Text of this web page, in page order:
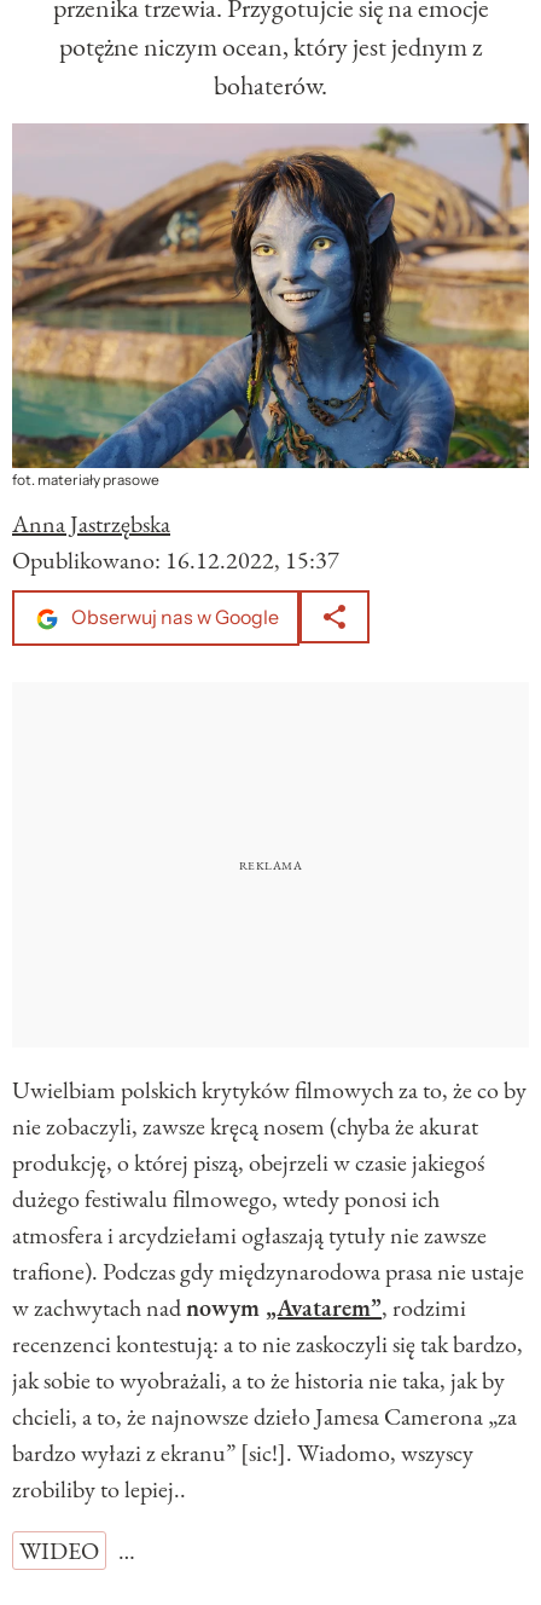
przenika trzewia. Przygotujcie się na emocje
potężne niczym ocean, który jest jednym z
bohaterów.
fot. materiały prasowe
Anna Jastrzębska
Opublikowano: 16.12.2022, 15:37
Obserwuj nas w Google
Uwielbiam polskich krytyków filmowych za to, że co by
nie zobaczyli, zawsze kręcą nosem (chyba że akurat
produkcję, o której piszą, obejrzeli w czasie jakiegoś
dużego festiwalu filmowego, wtedy ponosi ich
atmosfera i arcydziełami ogłaszają tytuły nie zawsze
trafione). Podczas gdy międzynarodowa prasa nie ustaje
w zachwytach nadnowym „Avatarem”, rodzimi
recenzenci kontestują: a to nie zaskoczyli się tak bardzo,
jak sobie to wyobrażali, a to że historia nie taka, jak by
chcieli, a to, że najnowsze dzieło Jamesa Camerona „za
bardzo wyłazi z ekranu” [sic!]. Wiadomo, wszyscy
zrobiliby to lepiej..
WIDEO
…